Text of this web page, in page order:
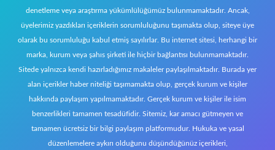
denetleme veya araştırma yükümlülüğümüz bulunmamaktadır. Ancak,
üyelerimiz yazdıkları içeriklerin sorumluluğunu taşımakta olup, siteye üye
olarak bu sorumluluğu kabul etmiş sayılırlar. Bu internet sitesi, herhangi bir
marka, kurum veya şahıs şirketi ile hiçbir bağlantısı bulunmamaktadır.
Sitede yalnızca kendi hazırladığımız makaleler paylaşılmaktadır. Burada yer
alan içerikler haber niteliği taşımamakta olup, gerçek kurum ve kişiler
hakkında paylaşım yapılmamaktadır. Gerçek kurum ve kişiler ile isim
benzerlikleri tamamen tesadüfidir. Sitemiz, kar amacı gütmeyen ve
tamamen ücretsiz bir bilgi paylaşım platformudur. Hukuka ve yasal
düzenlemelere aykırı olduğunu düşündüğünüz içerikleri,